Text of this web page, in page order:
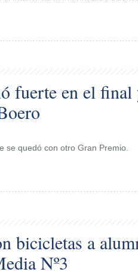
fuerte en el final
se quedó con otro Gran Premio.
bicicletas a
Nº3